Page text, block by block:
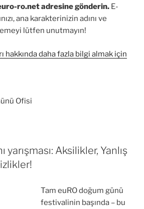
ro.netadresine gönderin. E-
ana karakterinizin adını ve
lütfen unutmayın!
hakkında daha fazla bilgi almak için
Ofisi
yarışması: Aksilikler, Yanlış
Tam euRO doğum günü
festivalinin başında – bu